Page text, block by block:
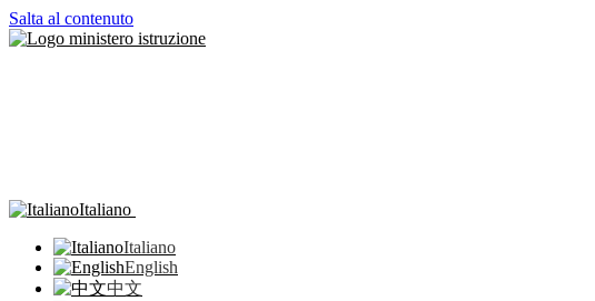
Salta al contenuto
Italiano
Italiano
English
中文